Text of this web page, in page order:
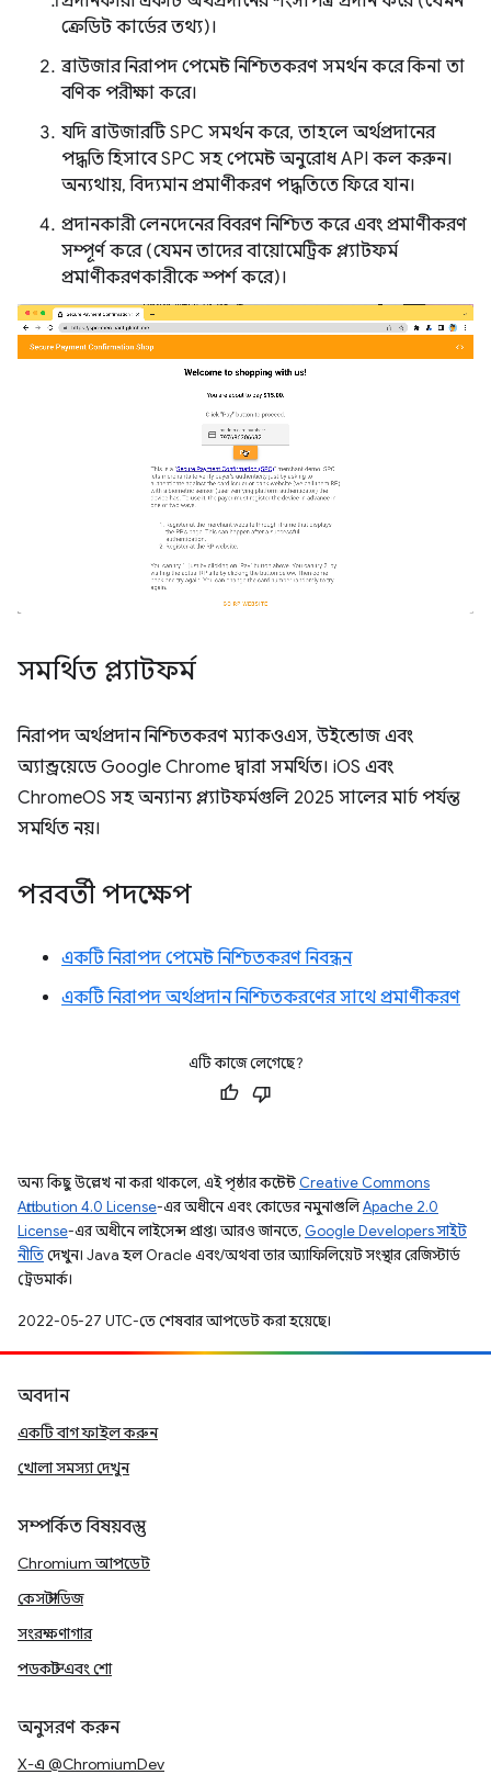
ক্রেডিট কার্ডের তথ্য)।
ব্রাউজার নিরাপদ পেমেন্ট নিশ্চিতকরণ সমর্থন করে কিনা তা
বণিক পরীক্ষা করে।
যদি ব্রাউজারটি SPC সমর্থন করে, তাহলে অর্থপ্রদানের
পদ্ধতি হিসাবে SPC সহ পেমেন্ট অনুরোধ API কল করুন।
অন্যথায়, বিদ্যমান প্রমাণীকরণ পদ্ধতিতে ফিরে যান।
প্রদানকারী লেনদেনের বিবরণ নিশ্চিত করে এবং প্রমাণীকরণ
সম্পূর্ণ করে (যেমন তাদের বায়োমেট্রিক প্ল্যাটফর্ম
প্রমাণীকরণকারীকে স্পর্শ করে)।
সমর্থিত প্ল্যাটফর্ম
নিরাপদ অর্থপ্রদান নিশ্চিতকরণ ম্যাকওএস, উইন্ডোজ এবং
অ্যান্ড্রয়েডে Google Chrome দ্বারা সমর্থিত। iOS এবং
ChromeOS সহ অন্যান্য প্ল্যাটফর্মগুলি 2025 সালের মার্চ পর্যন্ত
সমর্থিত নয়।
পরবর্তী পদক্ষেপ
একটি নিরাপদ পেমেন্ট নিশ্চিতকরণ নিবন্ধন
একটি নিরাপদ অর্থপ্রদান নিশ্চিতকরণের সাথে প্রমাণীকরণ
এটি কাজে লেগেছে?
অন্য কিছু উল্লেখ না করা থাকলে, এই পৃষ্ঠার কন্টেন্ট Creative Commons
Attribution 4.0 License-এর অধীনে এবং কোডের নমুনাগুলিApache 2.0
License-এর অধীনে লাইসেন্স প্রাপ্ত। আরও জানতে, Google Developers সাইট
নীতিদেখুন। Java হল Oracle এবং/অথবা তার অ্যাফিলিয়েট সংস্থার রেজিস্টার্ড
ট্রেডমার্ক।
2022-05-27 UTC-তে শেষবার আপডেট করা হয়েছে।
অবদান
একটি বাগ ফাইল করুন
খোলা সমস্যা দেখুন
সম্পর্কিত বিষয়বস্তু
Chromium আপডেট
কেস স্টাডিজ
সংরক্ষণাগার
পডকাস্ট এবং শো
অনুসরণ করুন
X-এ @ChromiumDev